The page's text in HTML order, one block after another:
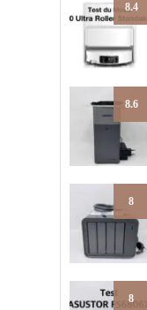
8.4
8.6
8
8